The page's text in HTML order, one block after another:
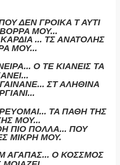
ΔΕΝ ΓΡΟΙΚΑ Τ ΑΥΤΙ
ΜΟΥ...
... ΤΣ ΑΝΑΤΟΛΗΣ
ΜΟΥ...
Ο ΤΕ ΚΙΑΝΕΙΣ ΤΑ
ΣΤ ΑΛΗΘΙΝΑ
ΤΑ ΠΑΘΗ ΤΗΣ
ΜΟΥ...
ΠΙΟ ΠΟΛΛΑ... ΠΟΥ
ΜΙΚΡΗ ΜΟΥ.
ΑΓΑΠΑΣ... Ο ΚΟΣΣΜΟΣ